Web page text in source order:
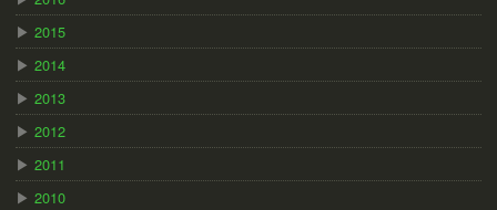
▶ 2015
▶ 2014
▶ 2013
▶ 2012
▶ 2011
▶ 2010